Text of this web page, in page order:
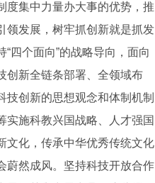
度集中力量办大事的优势，推
领发展，树牢抓创新就是抓发
四个面向”的战略导向，面向
创新全链条部署、全领域布
创新的思想观念和体制机制
实施科教兴国战略、人才强国
文化，传承中华优秀传统文化
蔚然成风。坚持科技开放合作